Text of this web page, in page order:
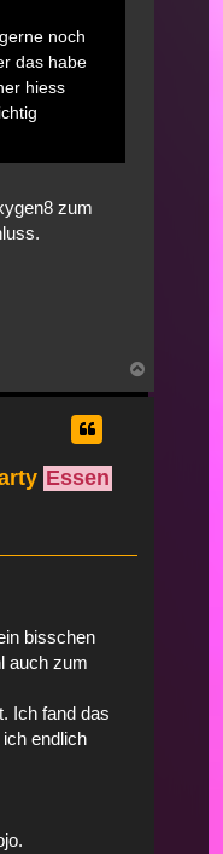
noch
das habe
hiess
zum
oben
Essen
bisschen
auch zum
Ich fand das
endlich